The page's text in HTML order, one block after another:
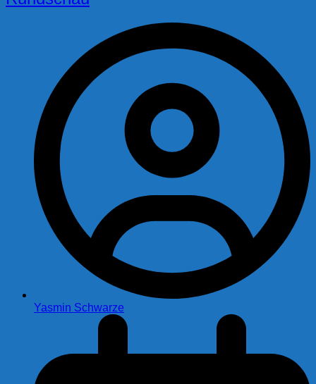
Yasmin Schwarze